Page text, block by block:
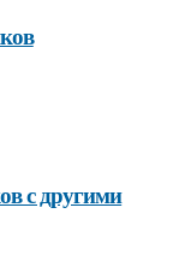
с другими